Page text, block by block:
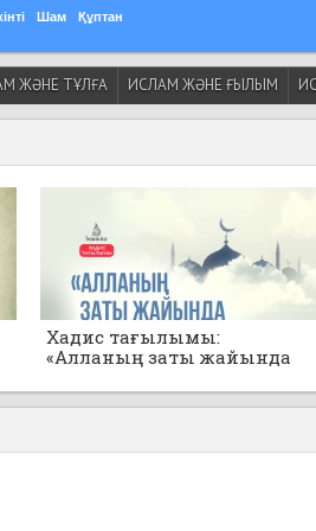
Шам Құптан
ЖӘНЕ ТҰЛҒА ИСЛАМ ЖӘНЕ ҒЫЛЫМ
Хадис тағылымы:
«Алланың заты жайында